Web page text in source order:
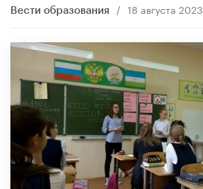
Вести образования / 18 августа 2023